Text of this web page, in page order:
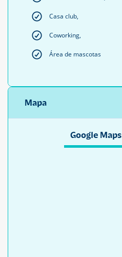
Casa club,
Coworking,
Área de mascotas
Mapa
Google Maps